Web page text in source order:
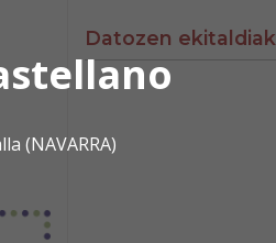
(NAVARRA)
Datozen ekitaldiak